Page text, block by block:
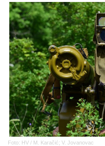
Foto: HV / M. Karačić; V. Jovanovac